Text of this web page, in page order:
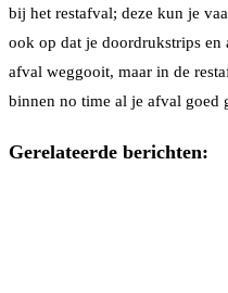
bij het restafval; deze kun je
ook op dat je doordrukstrips
afval weggooit, maar in de
binnen no time al je afval goed
Gerelateerde berichten: